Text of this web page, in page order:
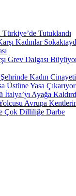
Tutuklandı
Kadınlar
Grev Dalgası
Kadın Cinayeti
Üstüne Yasa Çıkarıyor
Ayağa
Avrupa
Çok Dilliliğe Darbe